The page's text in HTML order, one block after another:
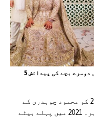
بختاور بھٹو زرداری نے بتایا کہ ان کے ہاں دوسرے بچے کی پیدائش 5
بختاور بھٹو زرداری نے 31 جنوری ۔2021 کو محمود چوہدری کے
ساتھ شادی کی تھی اور ان کے ہاں اکتوبر۔ 2021 میں پہلے بیٹے